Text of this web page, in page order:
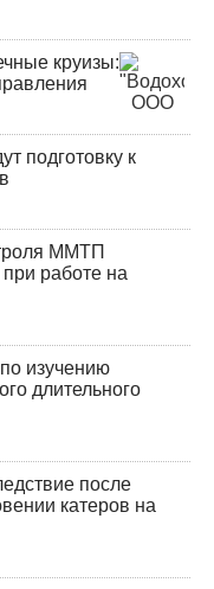
круизы:
подготовку к
ММТП
работе на
изучению
длительного
после
катеров на